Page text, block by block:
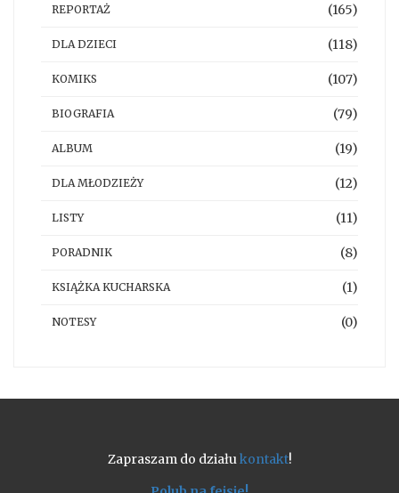
REPORTAŻ (165)
DLA DZIECI (118)
KOMIKS (107)
BIOGRAFIA (79)
ALBUM (19)
DLA MŁODZIEŻY (12)
LISTY (11)
PORADNIK (8)
KSIĄŻKA KUCHARSKA (1)
NOTESY (0)
Zapraszam do działukontakt!